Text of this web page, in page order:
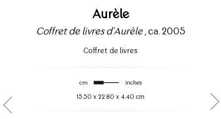
Aurèle
Coffret de livres d'Aurèle, ca. 2005
Coffret de livres
cm inches
15.50 x 22.80 x 4.40 cm